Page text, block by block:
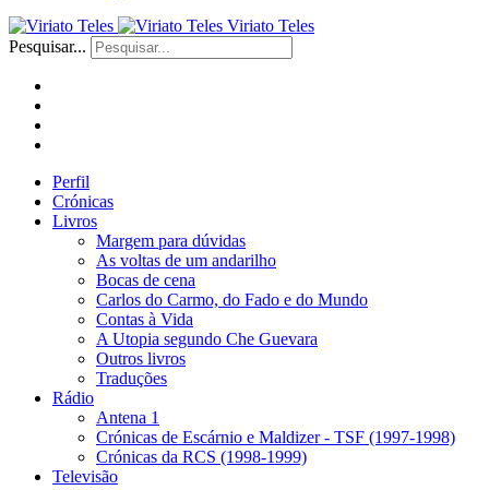
Viriato Teles
Pesquisar...
Perfil
Crónicas
Livros
Margem para dúvidas
As voltas de um andarilho
Bocas de cena
Carlos do Carmo, do Fado e do Mundo
Contas à Vida
A Utopia segundo Che Guevara
Outros livros
Traduções
Rádio
Antena 1
Crónicas de Escárnio e Maldizer - TSF (1997-1998)
Crónicas da RCS (1998-1999)
Televisão